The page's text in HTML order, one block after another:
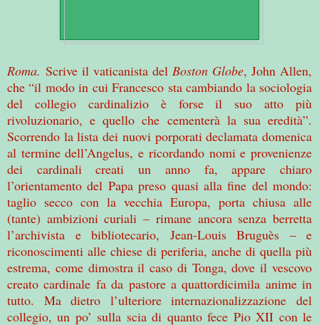
Roma. Scrive il vaticanista del Boston Globe, John Allen,
che “il modo in cui Francesco sta cambiando la sociologia
del collegio cardinalizio è forse il suo atto più
rivoluzionario, e quello che cementerà la sua eredità”.
Scorrendo la lista dei nuovi porporati declamata domenica
al termine dell’Angelus, e ricordando nomi e provenienze
dei cardinali creati un anno fa, appare chiaro
l’orientamento del Papa preso quasi alla fine del mondo:
taglio secco con la vecchia Europa, porta chiusa alle
(tante) ambizioni curiali – rimane ancora senza berretta
l’archivista e bibliotecario, Jean-Louis Bruguès – e
riconoscimenti alle chiese di periferia, anche di quella più
estrema, come dimostra il caso di Tonga, dove il vescovo
creato cardinale fa da pastore a quattordicimila anime in
tutto. Ma dietro l’ulteriore internazionalizzazione del
collegio, un po’ sulla scia di quanto fece Pio XII con le